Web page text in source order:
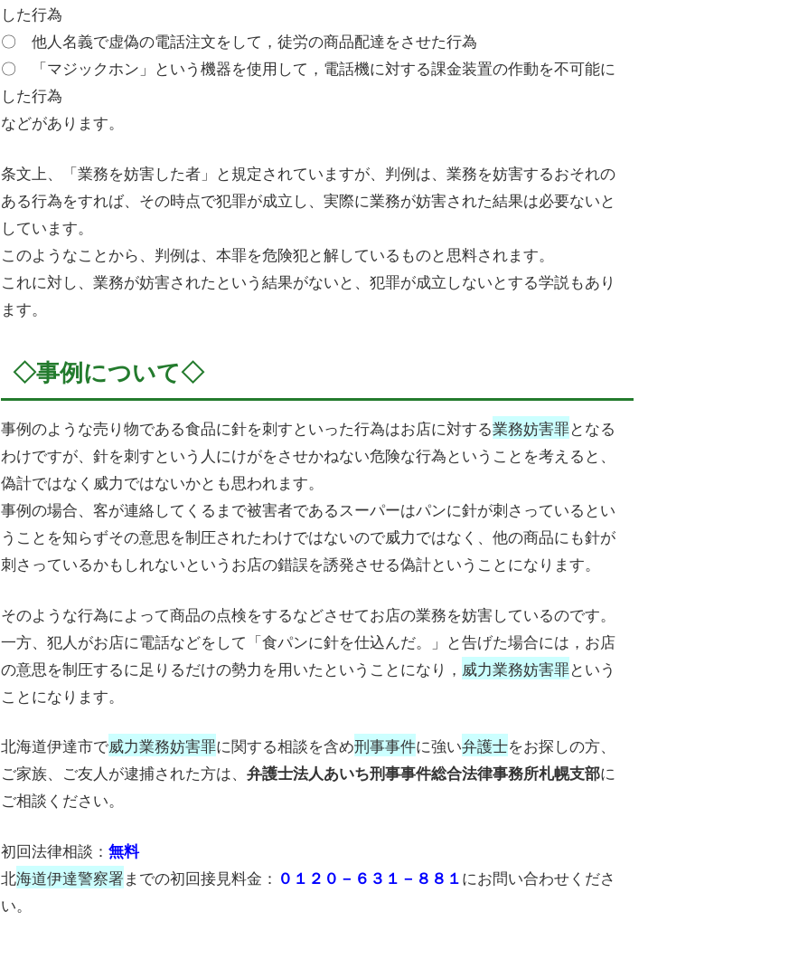
した行為
〇 他人名義で虚偽の電話注文をして，徒労の商品配達をさせた行為
〇 「マジックホン」という機器を使用して，電話機に対する課金装置の作動を不可能に
した行為
などがあります。
条文上、「業務を妨害した者」と規定されていますが、判例は、業務を妨害するおそれの
ある行為をすれば、その時点で犯罪が成立し、実際に業務が妨害された結果は必要ないと
しています。
このようなことから、判例は、本罪を危険犯と解しているものと思料されます。
これに対し、業務が妨害されたという結果がないと、犯罪が成立しないとする学説もあり
ます。
◇事例について◇
事例のような売り物である食品に針を刺すといった行為はお店に対する業務妨害罪となる
わけですが、針を刺すという人にけがをさせかねない危険な行為ということを考えると、
偽計ではなく威力ではないかとも思われます。
事例の場合、客が連絡してくるまで被害者であるスーパーはパンに針が刺さっているとい
うことを知らずその意思を制圧されたわけではないので威力ではなく、他の商品にも針が
刺さっているかもしれないというお店の錯誤を誘発させる偽計ということになります。
そのような行為によって商品の点検をするなどさせてお店の業務を妨害しているのです。
一方、犯人がお店に電話などをして「食パンに針を仕込んだ。」と告げた場合には，お店
の意思を制圧するに足りるだけの勢力を用いたということになり， 威力業務妨害罪という
ことになります。
北海道伊達市で威力業務妨害罪に関する相談を含め刑事事件に強い弁護士をお探しの方、
ご家族、ご友人が逮捕された方は、 弁護士法人あいち刑事事件総合法律事務所札幌支部に
ご相談ください。
初回法律相談： 無料
北海道伊達警察署までの初回接見料金： ０１２０－６３１－８８１にお問い合わせくださ
い。